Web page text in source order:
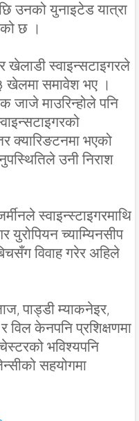
उनको युनाइटेड यात्रा
छ ।
खेलाडी स्वाइन्सटाइगरले
खेलमा समावेश भए ।
जाजे माउरिन्होले पनि
क्यारिङटनमा भएको
उनी निराश
स्वाइन्स्टाइगरमाथि
युरोपियन च्याम्यिनसीप
विवाह गरेर अहिले
पाड्डी म्याकनेइर,
विल केनपनि प्रशिक्षणमा
भविश्यपनि
सहयोगमा